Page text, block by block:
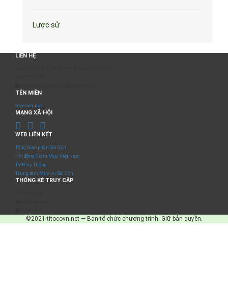
Lược sử
LIÊN HỆ
TÊN MIỀN
titocovn.net
MẠNG XÃ HỘI
WEB LIÊN KẾT
Tổng Giáo phận Sài Gòn
Hội đồng Giám Mục Việt Nam
TV Hiệp Thông
Trung tâm Mục vụ Sài Gòn
THỐNG KÊ TRUY CẬP
©2021 titocovn.net — Ban tổ chức chương trình. Giữ bản quyền.